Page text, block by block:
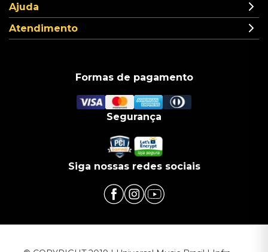
Ajuda
Atendimento
Formas de pagamento
Segurança
Siga nossas redes sociais